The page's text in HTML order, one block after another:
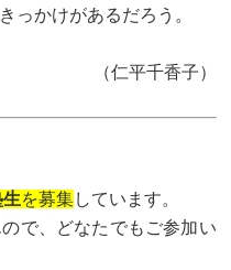
っかけがあるだろう。
（仁平千香子）
を募集しています。
で、どなたでもご参加い